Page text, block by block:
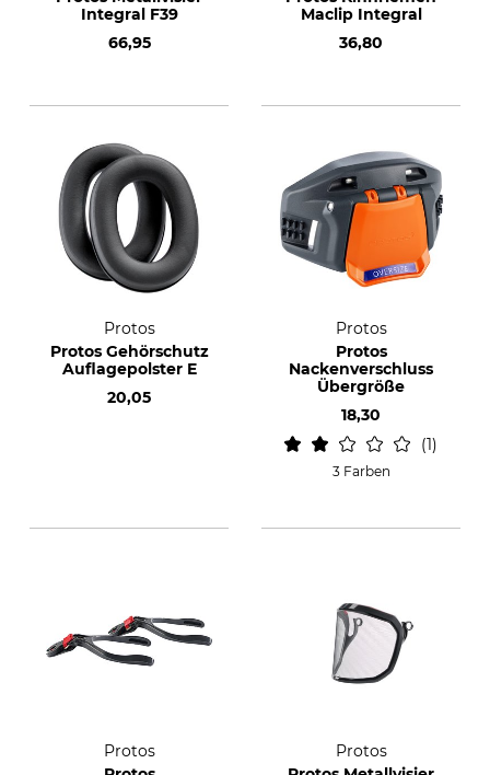
Integral F39
66,95
Maclip Integral
36,80
Protos
Protos Gehörschutz
Auflagepolster E
20,05
Protos
Protos
Nackenverschluss
Übergröße
18,30
1
3 Farben
Protos
Protos